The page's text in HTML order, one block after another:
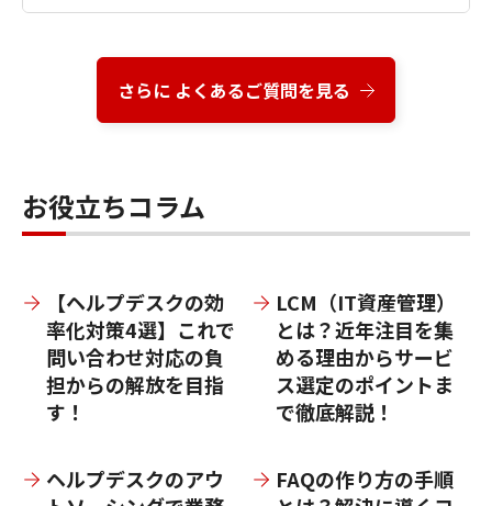
のヘルプデスクの構築も可能です。
さらに よくあるご質問を見る
お役立ちコラム
【ヘルプデスクの効
率化対策4選】これで
問い合わせ対応の負
担からの解放を目指
す！
LCM（IT資産管理）
とは？近年注目を集
める理由からサービ
ス選定のポイントま
で徹底解説！
ヘルプデスクのアウ
FAQの作り方の手順